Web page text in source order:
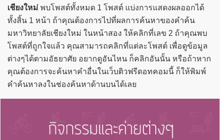
เชียงใหม่ พบโพสต์ทั้งหมด 1 โพสต์ แบ่งการแสดงผลออกได้
ทั้งสิ้น 1 หน้า ถ้าคุณต้องการไปที่ผลการค้นหาของคำค้น
มหาวิทยาลัยเชียงใหม่ ในหน้าสอง ให้คลิกที่เลข 2 ถ้าคุณพบ
โพสต์ที่ถูกใจแล้ว คุณสามารถคลิกที่แต่ละโพสต์ เพื่อดูข้อมูล
ต่างๆได้ตามอัธยาศัย อยากดูอันไหน ก็คลิกอันนั้น หรือถ้าหาก
คุณต้องการจะค้นหาคำอื่นในเว็บติวฟรีดอทคอมนี้ ก็ให้พิมพ์
คำค้นหาลงในช่องค้นหาด้านบนได้เลย